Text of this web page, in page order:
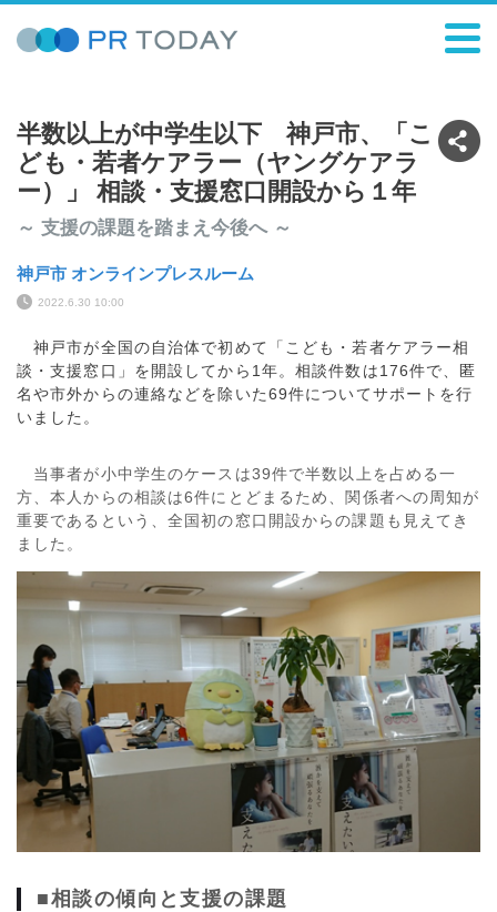
半数以上が中学生以下 神戸市、「こ
ども・若者ケアラー（ヤングケアラ
ー）」 相談・支援窓口開設から１年
～ 支援の課題を踏まえ今後へ ～
神戸市 オンラインプレスルーム
2022.6.30 10:00
神戸市が全国の自治体で初めて「こども・若者ケアラー相
談・支援窓口」を開設してから1年。相談件数は176件で、匿
名や市外からの連絡などを除いた69件についてサポートを行
いました。
当事者が小中学生のケースは39件で半数以上を占める一
方、本人からの相談は6件にとどまるため、関係者への周知が
重要であるという、全国初の窓口開設からの課題も見えてき
ました。
■相談の傾向と支援の課題